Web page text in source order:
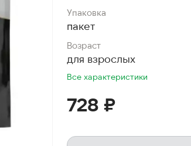
Упаковка
пакет
Возраст
для взрослых
Все характеристики
728 ₽